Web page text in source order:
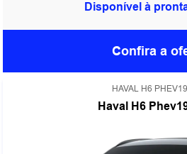
Disponível à
Confira a
HAVAL H6
Haval H6